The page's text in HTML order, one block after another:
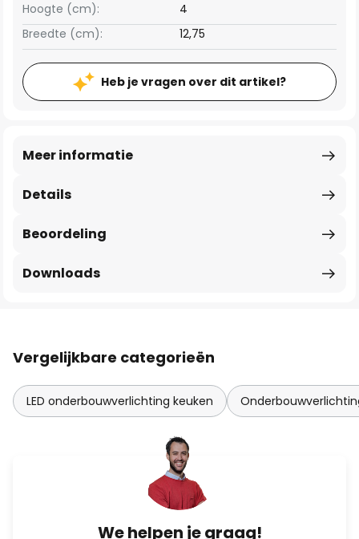
Breedte (cm): 12,75
Hoogte (cm): 4
Heb je vragen over dit artikel?
Details
Meer informatie
Beoordeling
Downloads
Vergelijkbare categorieën
LED onderbouwverlichting keuken
We helpen je graag!